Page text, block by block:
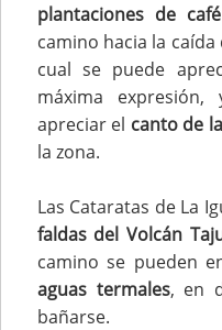
plantaciones de café
camino hacia la caída
cual se puede
máxima
apreciar el canto de
la zona.
Las Cataratas de La
faldas del Volcán
camino se pueden
aguas termales, en
bañarse.